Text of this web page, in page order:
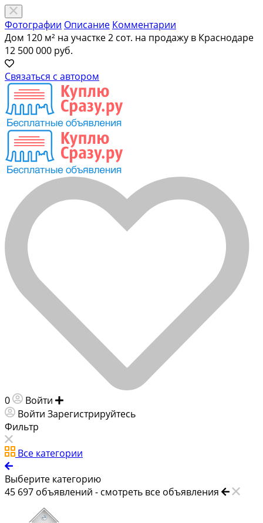
Фотографии Описание Комментарии
Дом 120 м² на участке 2 сот. на продажу в Краснодаре
12 500 000 руб.
Связаться с автором
0 Войти
Войти Зарегистрируйтесь
Фильтр
Все категории
Выберите категорию
45 697 объявлений - смотреть все объявления